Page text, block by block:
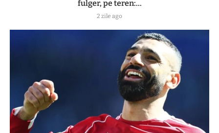
fulger, pe teren:...
2 zile ago